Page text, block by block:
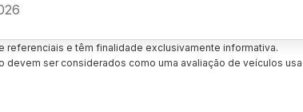
referenciais e têm finalidade exclusivamente informativa.
devem ser considerados como uma avaliação de veículos